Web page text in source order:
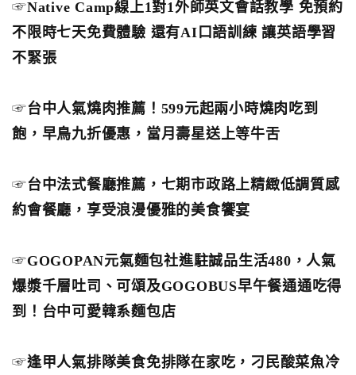
☞Native Camp線上1對1外師英文會話教學 免預約
不限時七天免費體驗 還有AI口語訓練 讓英語學習
不緊張
☞台中人氣燒肉推薦！599元起兩小時燒肉吃到
飽，早鳥九折優惠，當月壽星送上等牛舌
☞台中法式餐廳推薦，七期市政路上精緻低調質感
約會餐廳，享受浪漫優雅的美食饗宴
☞GOGOPAN元氣麵包社進駐誠品生活480，人氣
爆漿千層吐司、可頌及GOGOBUS早午餐通通吃得
到！台中可愛韓系麵包店
☞逢甲人氣排隊美食免排隊在家吃，刁民酸菜魚冷